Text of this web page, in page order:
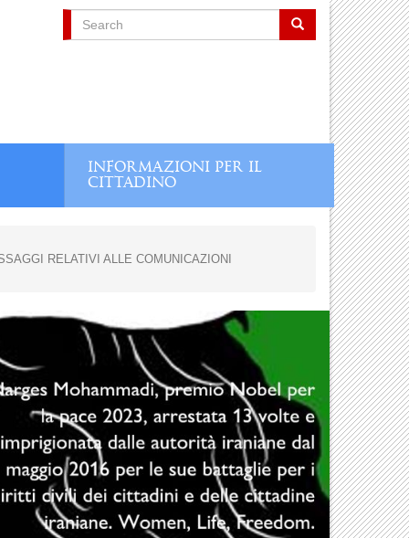
Search Search
INFORMAZIONI PER IL
CITTADINO
RELATIVI ALLE COMUNICAZIONI